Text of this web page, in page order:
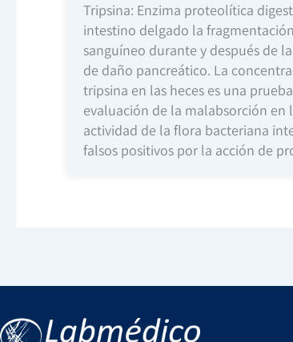
Tripsina: Enzima proteolítica
intestino delgado la
sanguíneo durante y después de
de daño pancreático. La
tripsina en las heces es una
evaluación de la malabsorción en
actividad de la flora bacteriana
falsos positivos por la acción de